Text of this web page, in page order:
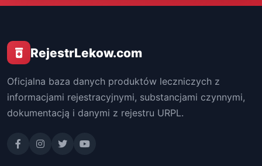
RejestrLekow.com
Oficjalna baza danych produktów leczniczych z
informacjami rejestracyjnymi, substancjami czynnymi,
dokumentacją i danymi z rejestru URPL.